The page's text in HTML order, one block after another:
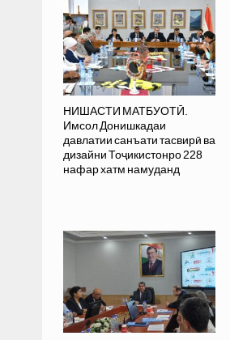
НИШАСТИ МАТБУОТӢ.
Имсол Донишкадаи
давлатии санъати тасвирӣ ва
дизайни Тоҷикистонро 228
нафар хатм намуданд